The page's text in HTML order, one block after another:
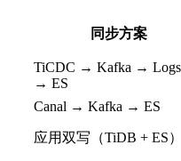
同步方案
TiCDC → Kafka →
→ ES
Canal → Kafka → ES
应用双写（TiDB + ES）